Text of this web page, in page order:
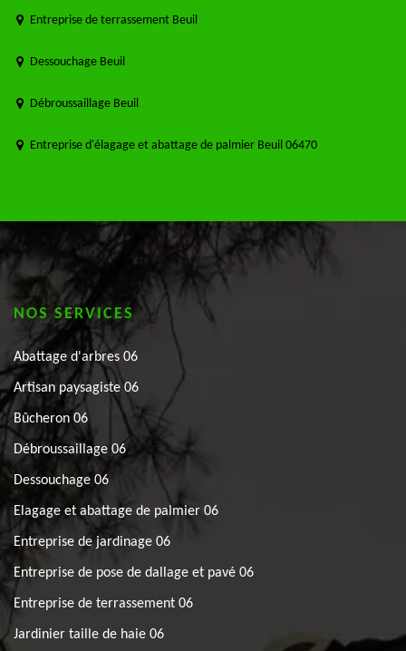
Entreprise de terrassement Beuil
Dessouchage Beuil
Débroussaillage Beuil
Entreprise d'élagage et abattage de palmier Beuil 06470
NOS SERVICES
Abattage d'arbres 06
Artisan paysagiste 06
Bûcheron 06
Débroussaillage 06
Dessouchage 06
Elagage et abattage de palmier 06
Entreprise de jardinage 06
Entreprise de pose de dallage et pavé 06
Entreprise de terrassement 06
Jardinier taille de haie 06